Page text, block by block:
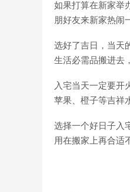
如果打算在新家举
朋好友来新家热闹
选好了吉日，当天
生活必需品搬进去
入宅当天一定要开
苹果、橙子等吉祥
选择一个好日子入
用在搬家上再合适